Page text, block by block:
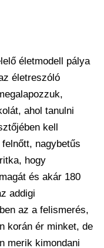
életmodell pálya
életreszóló
ahol tanulni
kell
nagybetűs
hogy
és akár 180
addigi
az a felismerés,
korán ér minket, de
merik kimondani